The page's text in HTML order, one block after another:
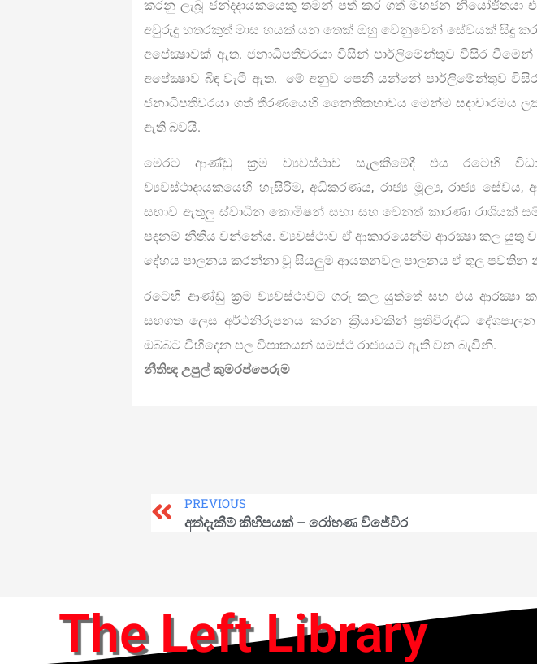
කරනු ලැබූ ජන්දදායකයෙකු තමන් පත් කර ගත් මහජන නියෝජිතයා
අවුරුදු හතරකුත් මාස හයක් යන තෙක් ඔහු වෙනුවෙන් සේවයක් සිදු
අපේක්‍ෂාවක් ඇත. ජනාධිපතිවරයා විසින් පාර්ලිමේන්තුව විසිර
අපේක්‍ෂාව බිඳ වැටී ඇත. මේ අනුව පෙනී යන්නේ පාර්ලිමේන්තුව
ජනාධිපතිවරයා ගත් තීරණයෙහි නෛතිකභාවය මෙන්ම සදාචාරමය
ඇති බවයි.
මෙරට ආණ්ඩු ක‍්‍රම ව්‍යවස්ථාව සැලකීමේදී එය රටෙහි
ව්‍යවස්ථාදායකයෙහි හැසිරීම, අධිකරණය, රාජ්‍ය මූල්‍ය, රාජ්‍ය සේවය,
සභාව ඇතුලු ස්වාධීන කොමිෂන් සභා සහ වෙනත් කාරණා රාශියක්
පදනම් නීතිය වන්නේය. ව්‍යවස්ථාව ඒ ආකාරයෙන්ම ආරක්‍ෂා කල යුතු
දේහය පාලනය කරන්නා වූ සියලුම ආයතනවල පාලනය ඒ තුල පවතින
රටෙහි ආණ්ඩු ක‍්‍රම ව්‍යවස්ථාවට ගරු කල යුත්තේ සහ එය ආරක්‍ෂා
සහගත ලෙස අර්ථනිරූපනය කරන ක‍්‍රියාවකින් ප‍්‍රතිවිරුද්ධ
ඔබ්බට විහිදෙන පල විපාකයන් සමස්ථ රාජ්‍යයට ඇති වන බැවිනි.
නීතිඥ උපුල් කුමරප්පෙරුම
PREVIOUS
අත්දැකීම් කිහිපයක් – රෝහණ විජේවීර
The Left Library